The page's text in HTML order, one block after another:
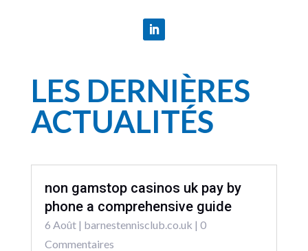
LES DERNIÈRES
ACTUALITÉS
non gamstop casinos uk pay by
phone a comprehensive guide
6 Août| barnestennisclub.co.uk | 0
Commentaires